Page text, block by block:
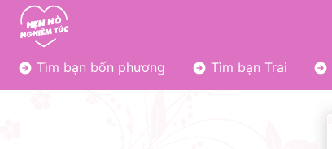
Tìm bạn bốn phương Tìm bạn Trai